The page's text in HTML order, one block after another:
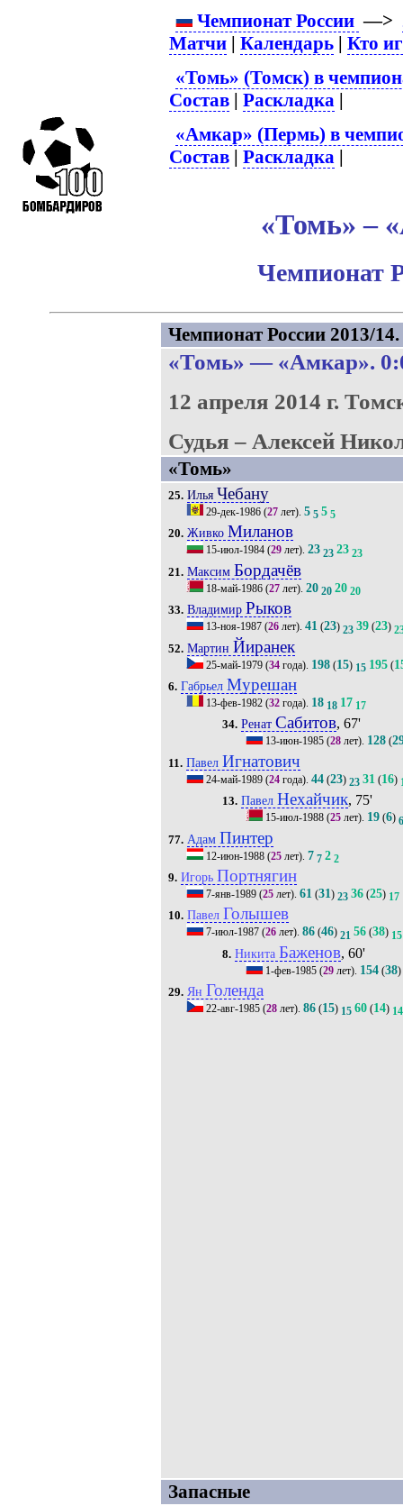
Чемпионат России —>
Матчи |Календарь |Кто
«Томь» (Томск) в
Состав |Раскладка |
«Амкар» (Пермь) в
Состав |Раскладка |
«Томь» –
Чемпионат
Чемпионат России 2013/
«Томь» — «Амкар».
12 апреля 2014 г.
Судья – Алексей
«Томь»
25. Илья Чебану
29-дек-1986(27лет). 5 5 5 5
20. Живко Миланов
15-июл-1984(29лет). 23 23 23 23
21. Максим Бордачёв
18-май-1986(27лет). 20 20 20 20
33. Владимир Рыков
13-ноя-1987(26лет). 41(23) 23 39(23)
52. Мартин Йиранек
25-май-1979(34года). 198(15) 15 195(
6. Габрьел Мурешан
13-фев-1982(32года). 18 18 17 17
34. Ренат Сабитов, 67'
13-июн-1985 (28 лет). 128 (
11. Павел Игнатович
24-май-1989(24года). 44(23) 23 31 (16)
13. Павел Нехайчик, 75'
15-июл-1988 (25 лет). 19 (6)
77. Адам Пинтер
12-июн-1988(25лет). 7 7 2 2
9. Игорь Портнягин
7-янв-1989(25лет). 61(31) 23 36(25) 17
10. Павел Голышев
7-июл-1987(26лет). 86(46) 21 56(38) 15
8. Никита Баженов, 60'
1-фев-1985 (29 лет). 154 (38)
29. Ян Голенда
22-авг-1985(28лет). 86(15) 15 60(14) 14
Запасные